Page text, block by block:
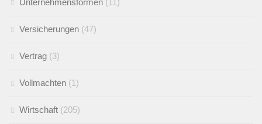
Unternehmensformen (11)
Versicherungen (47)
Vertrag (3)
Vollmachten (1)
Wirtschaft (205)